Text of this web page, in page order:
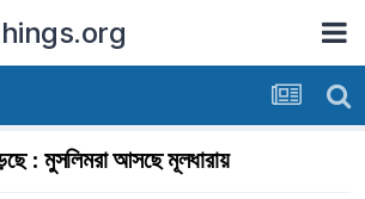
: মুসলিমরা আসছে মূলধারায়